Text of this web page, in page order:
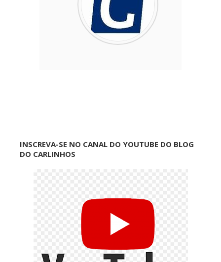
INSCREVA-SE NO CANAL DO YOUTUBE DO BLOG
DO CARLINHOS